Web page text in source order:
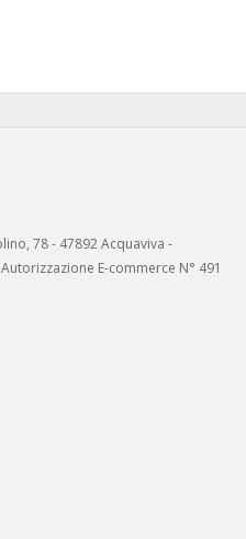
78 - 47892 Acquaviva -
E-commerce N° 491